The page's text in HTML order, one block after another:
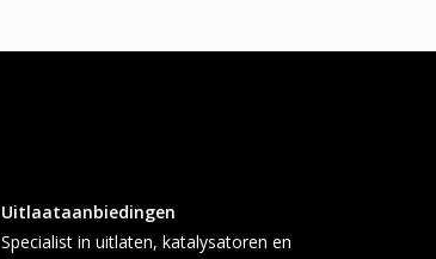
Uitlaataanbiedingen
Specialist in uitlaten, katalysatoren en